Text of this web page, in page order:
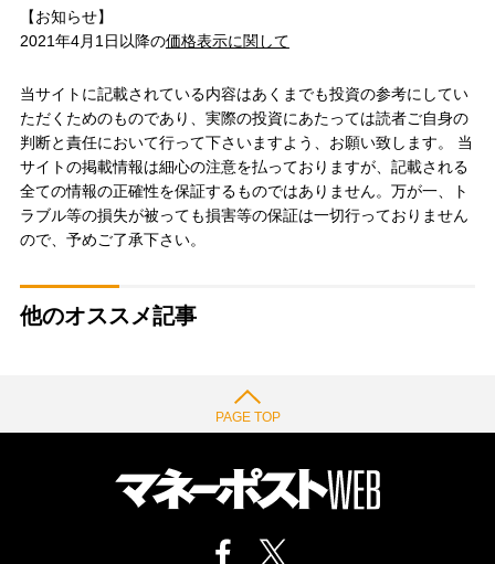
【お知らせ】
2021年4月1日以降の価格表示に関して
当サイトに記載されている内容はあくまでも投資の参考にしてい
ただくためのものであり、実際の投資にあたっては読者ご自身の
判断と責任において行って下さいますよう、お願い致します。 当
サイトの掲載情報は細心の注意を払っておりますが、記載される
全ての情報の正確性を保証するものではありません。万が一、ト
ラブル等の損失が被っても損害等の保証は一切行っておりません
ので、予めご了承下さい。
他のオススメ記事
PAGE TOP